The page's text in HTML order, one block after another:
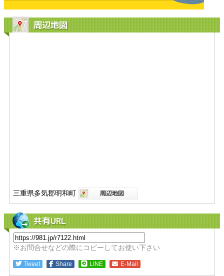
周辺地図
三重県多気郡明和町
共有URL
※お問合せなどの際にコピーしてお使い下さい
Tweet Share LINE E-Mail